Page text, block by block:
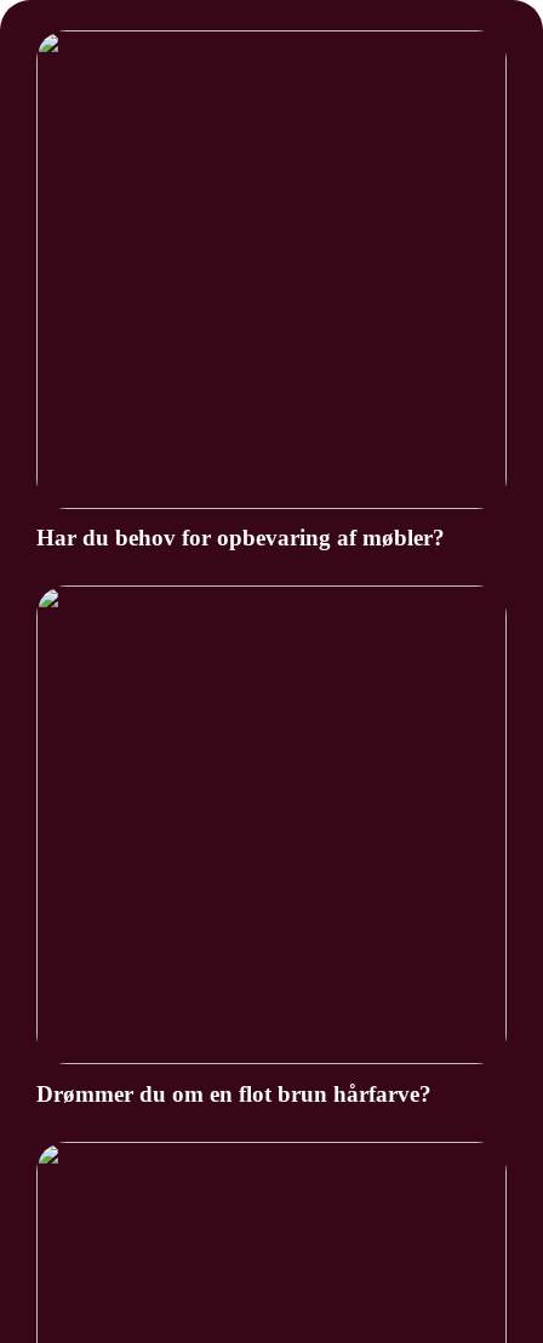
Har du behov for opbevaring af møbler?
Drømmer du om en flot brun hårfarve?